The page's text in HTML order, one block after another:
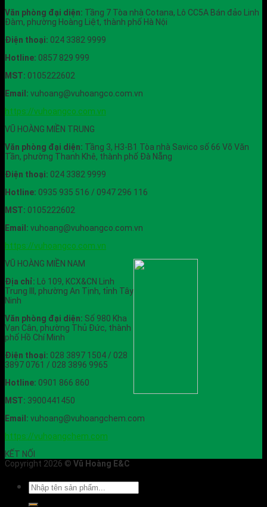
Văn phòng đại diện: Tầng 7 Tòa nhà Cotana, Lô CC5A Bán đảo Linh
Đàm, phường Hoàng Liệt, thành phố Hà Nội
Điện thoại: 024 3382 9999
Hotline: 0857 829 999
MST: 0105222602
Email: vuhoang@vuhoangco.com.vn
https://vuhoangco.com.vn
VŨ HOÀNG MIỀN TRUNG
Văn phòng đại diện: Tầng 3, H3-B1 Tòa nhà Savico số 66 Võ Văn
Tần, phường Thanh Khê, thành phố Đà Nẵng
Điện thoại: 024 3382 9999
Hotline: 0935 935 516 / 0947 296 116
MST: 0105222602
Email: vuhoang@vuhoangco.com.vn
https://vuhoangco.com.vn
VŨ HOÀNG MIỀN NAM
Địa chỉ: Lô 109, KCX&CN Linh
Trung III, phường An Tịnh, tỉnh Tây
Ninh
Văn phòng đại diện: Số 980 Kha
Vạn Cân, phường Thủ Đức, thành
phố Hồ Chí Minh
Điện thoại: 028 3897 1504 / 028
3897 0761 / 028 3896 9965
Hotline: 0901 866 860
MST: 3900441450
Email: vuhoang@vuhoangchem.com
https://vuhoangchem.com
KẾT NỐI
Copyright 2026 © Vũ Hoàng E&C